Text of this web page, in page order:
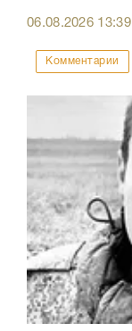
06.08.2026 13:39
Комментарии